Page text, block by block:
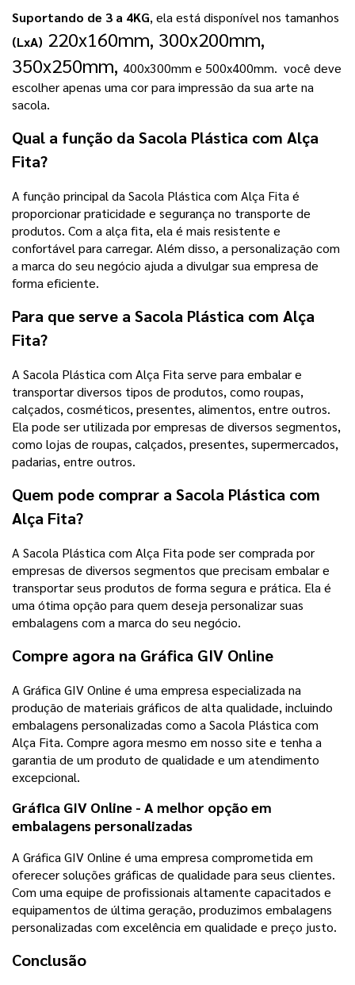
Suportando de 3 a 4KG
(LxA) 220x160mm, 300x200mm,
350x250mm, 400x300mm e 500x400mm. você deve
escolher apenas uma cor para impressão da sua arte na
sacola.
Qual a função da Sacola Plástica com Alça
Fita?
A função principal da Sacola Plástica com Alça Fita é
proporcionar praticidade e segurança no transporte de
produtos. Com a alça fita, ela é mais resistente e
confortável para carregar. Além disso, a personalização com
a marca do seu negócio ajuda a divulgar sua empresa de
forma eficiente.
Para que serve a Sacola Plástica com Alça
Fita?
A Sacola Plástica com Alça Fita serve para embalar e
transportar diversos tipos de produtos, como roupas,
calçados, cosméticos, presentes, alimentos, entre outros.
Ela pode ser utilizada por empresas de diversos segmentos,
como lojas de roupas, calçados, presentes, supermercados,
padarias, entre outros.
Quem pode comprar a Sacola Plástica com
Alça Fita?
A Sacola Plástica com Alça Fita pode ser comprada por
empresas de diversos segmentos que precisam embalar e
transportar seus produtos de forma segura e prática. Ela é
uma ótima opção para quem deseja personalizar suas
embalagens com a marca do seu negócio.
Compre agora na Gráfica GIV Online
A Gráfica GIV Online é uma empresa especializada na
produção de materiais gráficos de alta qualidade, incluindo
embalagens personalizadas como a Sacola Plástica com
Alça Fita. Compre agora mesmo em nosso site e tenha a
garantia de um produto de qualidade e um atendimento
excepcional.
Gráfica GIV Online - A melhor opção em
embalagens personalizadas
A Gráfica GIV Online é uma empresa comprometida em
oferecer soluções gráficas de qualidade para seus clientes.
Com uma equipe de profissionais altamente capacitados e
equipamentos de última geração, produzimos embalagens
personalizadas com excelência em qualidade e preço justo.
Conclusão